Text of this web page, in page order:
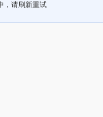
，请刷新重试